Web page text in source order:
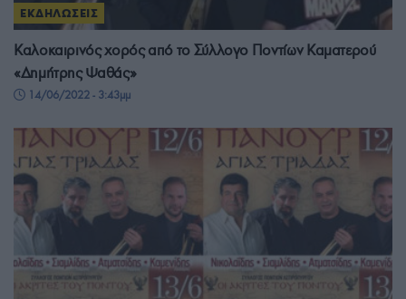
ΕΚΔΗΛΩΣΕΙΣ
Καλοκαιρινός χορός από το Σύλλογο Ποντίων Καματερού
«Δημήτρης Ψαθάς»
14/06/2022 - 3:43μμ